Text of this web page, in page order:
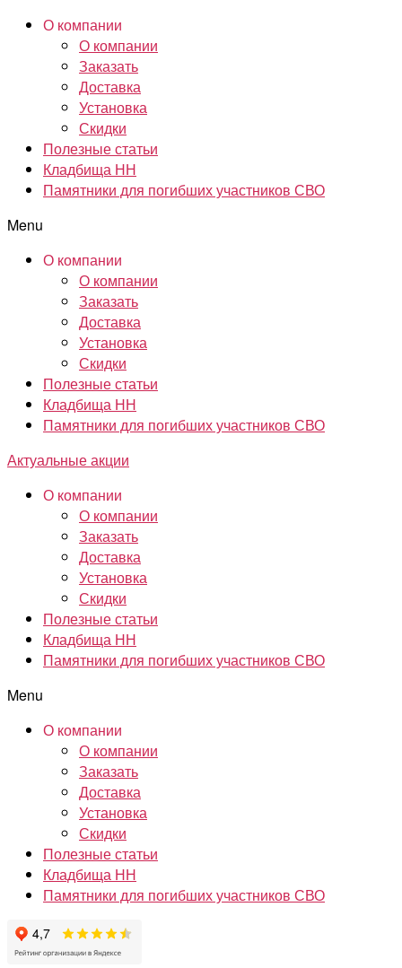
О компании
О компании
Заказать
Доставка
Установка
Скидки
Полезные статьи
Кладбища НН
Памятники для погибших участников СВО
Menu
О компании
О компании
Заказать
Доставка
Установка
Скидки
Полезные статьи
Кладбища НН
Памятники для погибших участников СВО
Актуальные акции
О компании
О компании
Заказать
Доставка
Установка
Скидки
Полезные статьи
Кладбища НН
Памятники для погибших участников СВО
Menu
О компании
О компании
Заказать
Доставка
Установка
Скидки
Полезные статьи
Кладбища НН
Памятники для погибших участников СВО